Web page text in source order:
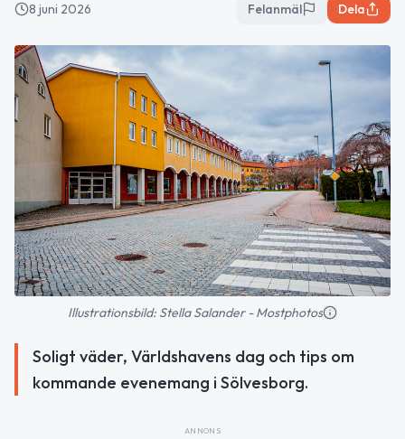
8 juni 2026 Felanmäl Dela
Illustrationsbild: Stella Salander - Mostphotos
Soligt väder, Världshavens dag och tips om
kommande evenemang i Sölvesborg.
ANNONS